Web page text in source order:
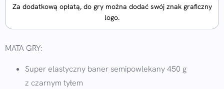
Za dodatkową opłatą, do gry można dodać swój znak graficzny
logo.
MATA GRY:
Super elastyczny baner semipowlekany 450 g
z czarnym tyłem